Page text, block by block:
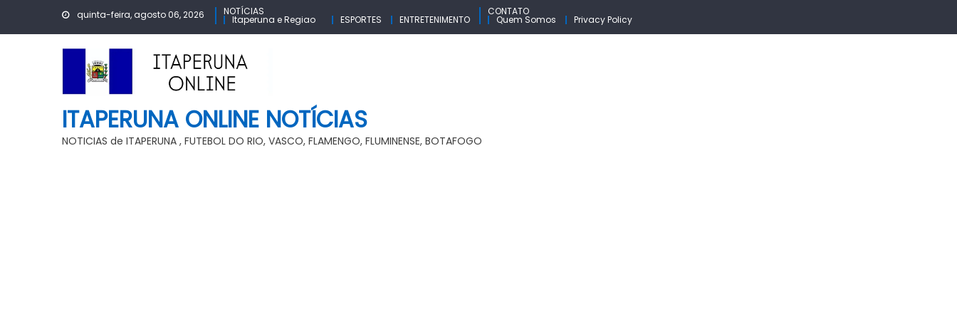
quinta-feira, agosto 06, 2026 NOTÍCIAS
Itaperuna e Regiao ESPORTES ENTRETENIMENTO
CONTATO
Quem Somos Privacy Policy
ITAPERUNA ONLINE NOTÍCIAS
NOTICIAS de ITAPERUNA , FUTEBOL DO RIO, VASCO, FLAMENGO, FLUMINENSE, BOTAFOGO